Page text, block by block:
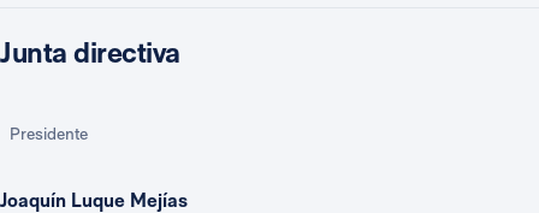
Junta directiva
Presidente
Joaquín Luque Mejías